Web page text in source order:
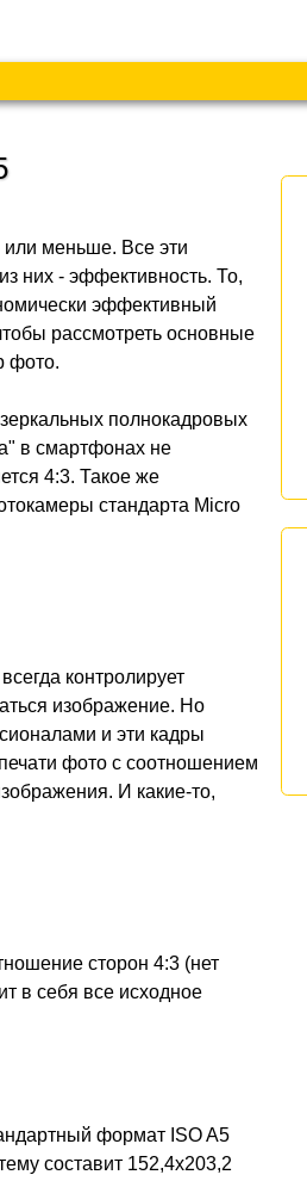
меньше. Все эти
них - эффективность. То,
эффективный
рассмотреть основные
фото.
полнокадровых
в смартфонах не
4:3. Такое же
стандарта Micro
контролирует
изображение. Но
и эти кадры
фото с соотношением
И какие-то,
сторон 4:3 (нет
в себя все исходное
формат ISO A5
составит 152,4х203,2